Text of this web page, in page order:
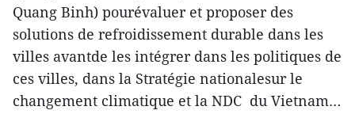
Quang Binh) pourévaluer et proposer des
solutions de refroidissement durable dans les
villes avantde les intégrer dans les politiques de
ces villes, dans la Stratégie nationalesur le
changement climatique et la NDC du Vietnam…